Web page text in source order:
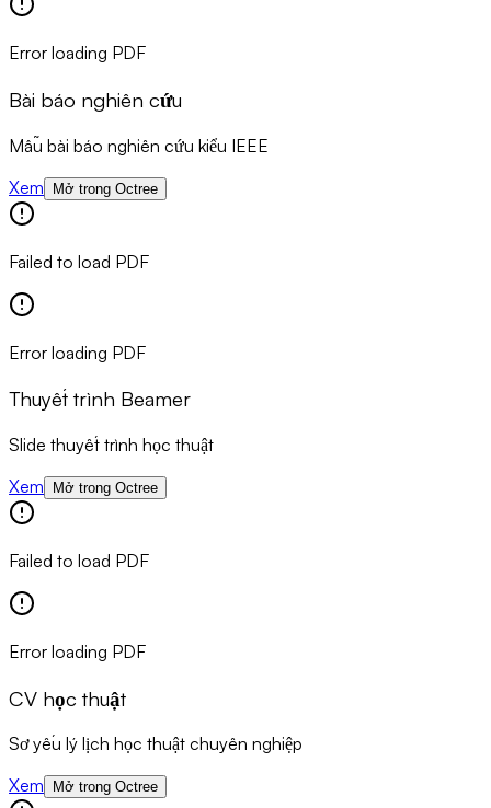
Error loading PDF
Bài báo nghiên cứu
Mẫu bài báo nghiên cứu kiểu IEEE
Xem
Mở trong Octree
Failed to load PDF
Error loading PDF
Thuyết trình Beamer
Slide thuyết trình học thuật
Xem
Mở trong Octree
Failed to load PDF
Error loading PDF
CV học thuật
Sơ yếu lý lịch học thuật chuyên nghiệp
Xem
Mở trong Octree